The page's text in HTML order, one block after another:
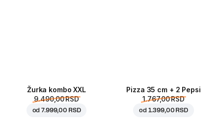
Žurka kombo XXL
9.490,00 RSD
od7.999,00 RSD
Pizza 35 cm + 2 Pepsi
1.767,00 RSD
od 1.399,00 RSD